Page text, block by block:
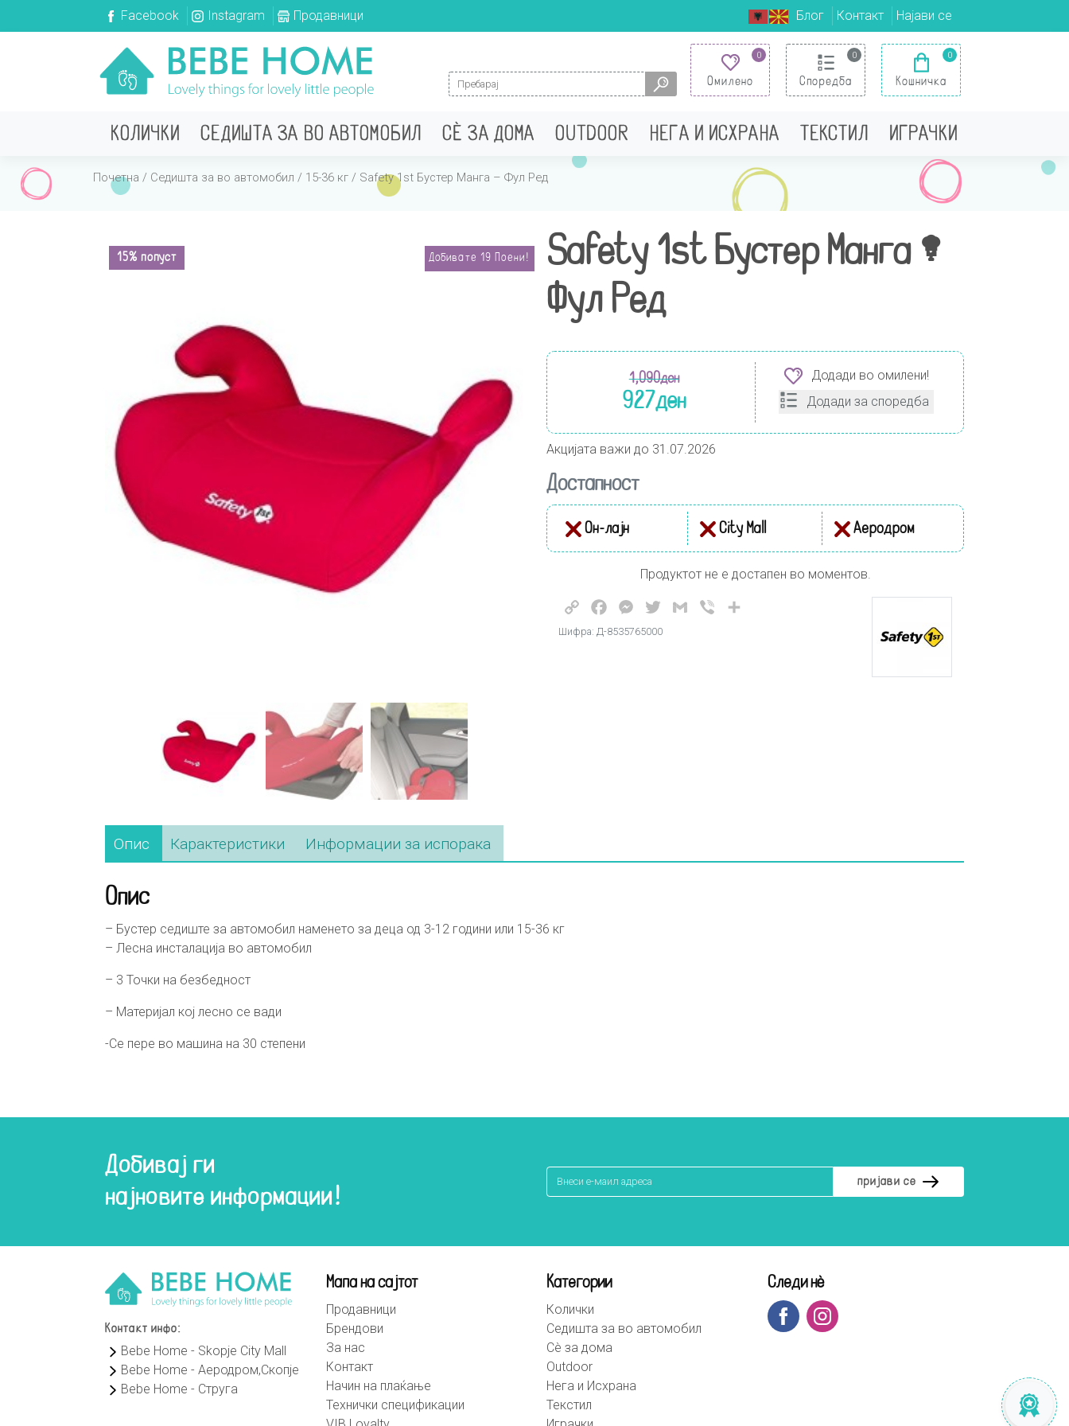
Facebook Instagram Продавници Блог Контакт Најави се
Search for:
0
Омилено
0
Споредба
0
Кошничка
КОЛИЧКИ СЕДИШТА ЗА ВО АВТОМОБИЛ СÈ ЗА ДОМА OUTDOOR НЕГА И ИСХРАНА ТЕКСТИЛ ИГРАЧКИ
Почетна / Седишта за во автомобил / 15-36 кг / Safety 1st Бустер Манга – Фул Ред
15% попуст Добивате 19 Поени!
Safety 1st Бустер Манга –
Фул Ред
1,090ден
927ден
Додади во омилени!
Додади за споредба
Акцијата важи до 31.07.2026
Достапност
Он-лајн City Mall Аеродром
Продуктот не е достапен во моментов.
Copy
Link
FacebookMessenger
TwitterGmail Viber
Шифра: Д-8535765000
Опис Карактеристики Информации за испорака
Опис
– Бустер седиште за автомобил наменето за деца од 3-12 години или 15-36 кг
– Лесна инсталација во автомобил
– 3 Точки на безбедност
– Материјал кој лесно се вади
-Се пере во машина на 30 степени
Добивај ги
најновите информации!
Контакт инфо:
Bebe Home - Skopje City Mall
Bebe Home - Аеродром,Скопје
Bebe Home - Струга
Мапа на сајтот
Продавници
Брендови
За нас
Контакт
Начин на плаќање
Технички спецификации
Категории
Колички
Седишта за во автомобил
Сè за дома
Outdoor
Нега и Исхрана
Текстил
Следи нè